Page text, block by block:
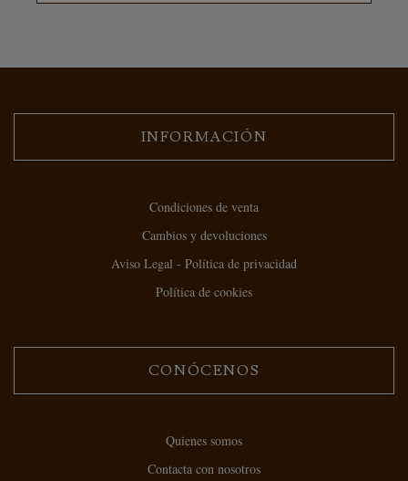
INFORMACIÓN
Condiciones de venta
Cambios y devoluciones
Aviso Legal - Política de privacidad
Política de cookies
CONÓCENOS
Quienes somos
Contacta con nosotros